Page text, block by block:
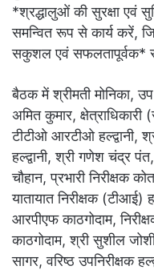
*श्रद्धालुओं की सुरक्षा एवं
समन्वित रूप से कार्य करें,
सकुशल एवं सफलतापूर्वक*
बैठक में श्रीमती मोनिका, उप
अमित कुमार, क्षेत्राधिकारी
टीटीओ आरटीओ हल्द्वानी,
हल्द्वानी, श्री गणेश चंद्र
चौहान, प्रभारी निरीक्षक
यातायात निरीक्षक (टीआई)
आरपीएफ काठगोदाम,
काठगोदाम, श्री सुशील
सागर, वरिष्ठ उपनिरीक्षक